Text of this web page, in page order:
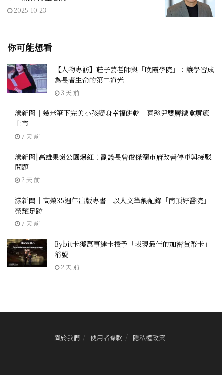
2025-10-23
你可能想看
【人物專訪】莊子芸老師與「晚霞學院」：讓學習成
為長者生命的第二道光
3 天 前
漾新聞｜幾米筆下完美小孩變身幸福餅乾 喜憨兒雙層鐵盒療癒
上市
7 天 前
漾新聞|高雄果嶺公園爆紅！副議長曾俊傑籲市府改善停車與接駁
問題
2 天 前
漾新聞｜高榮35週年出版專書 以人文筆觸記錄「南頂好醫院」
榮耀足跡
7 天 前
Bybit卡獲萬事達卡授予「表現最佳的加密貨幣卡」
稱號
2 天 前
關於我們 使用者條款 隱私權政策